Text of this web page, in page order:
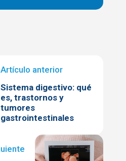
Sistema digestivo: qué
es, trastornos y
tumores
gastrointestinales